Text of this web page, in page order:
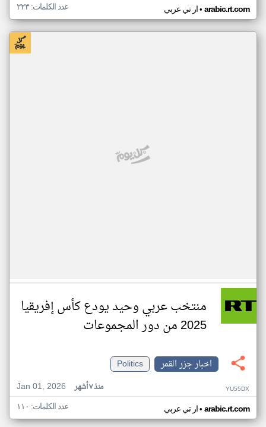
ار تي عربي• arabic.rt.com عدد الكلمات: ٢٢٣
منتخب عربي وحيد يودع كأس إفريقيا
2025 من دور المجموعات
اخبار جزر القمر
Politics
Jan 01, 2026
منذ ٧ أشهر YU55DX
ار تي عربي• arabic.rt.com عدد الكلمات: ١١٠